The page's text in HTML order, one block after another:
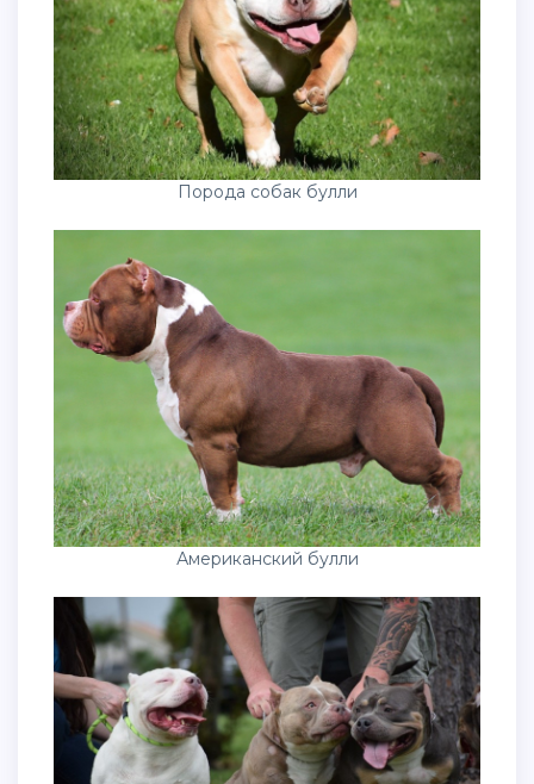
Порода собак булли
Американский булли